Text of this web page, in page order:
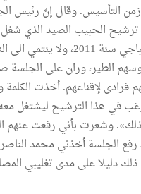
التأسيس. وقال إنّ رئيس
ترشيح الحبيب الصيد الذي
في حكومة الباجي سنة 2011،
الطير، وران على الجلسة
فرادى لإقناعهم. أخذت
في هذا الترشيح ليشتغل
وشعرت بأني رفعت عنهم
رفع الجلسة أخذني محمد
ذلك دليلا على مدى تغليبي